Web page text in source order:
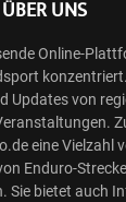
ÜBER UNS
Online-
Updates von
eine Vielzahl
Enduro-
Sie bietet auch